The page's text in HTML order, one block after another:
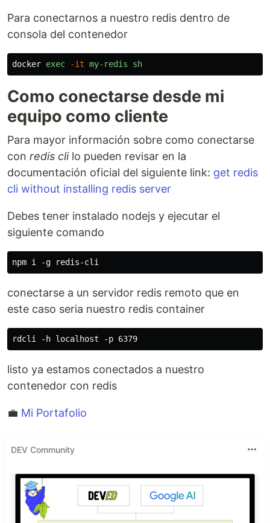
Para conectarnos a nuestro redis dentro de
consola del contenedor
docker exec -it my-redis sh
Como conectarse desde mi
equipo como cliente
Para mayor información sobre como conectarse
con redis clilo pueden revisar en la
documentación oficial del siguiente link: get redis
cli without installing redis server
Debes tener instalado nodejs y ejecutar el
siguiente comando
conectarse a un servidor redis remoto que en
este caso seria nuestro redis container
listo ya estamos conectados a nuestro
contenedor con redis
💼 Mi Portafolio
DEV Community